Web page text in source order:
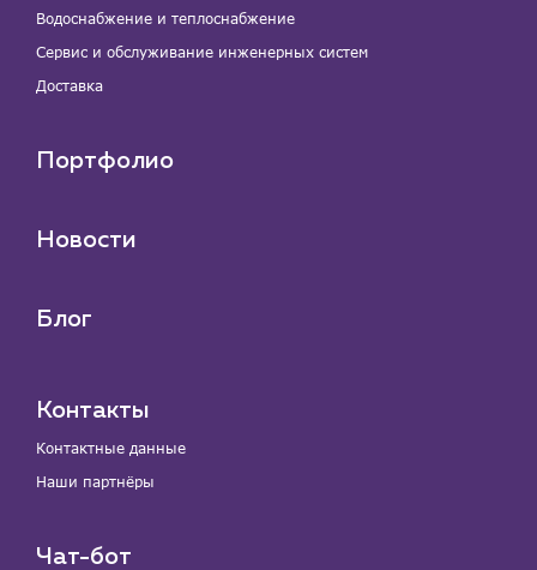
Водоснабжение и теплоснабжение
Сервис и обслуживание инженерных систем
Доставка
Портфолио
Новости
Блог
Контакты
Контактные данные
Наши партнёры
Чат-бот